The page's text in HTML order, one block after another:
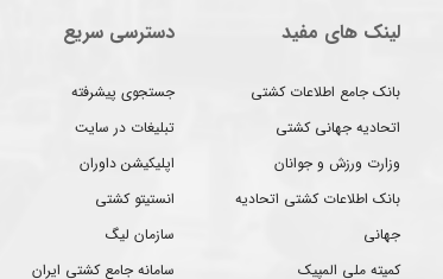
لینک های مفید
بانک جامع اطلاعات کشتی
اتحادیه جهانی کشتی
وزارت ورزش و جوانان
بانک اطلاعات کشتی اتحادیه
جهانی
کمیته ملی المپیک
دسترسی سریع
جستجوی پیشرفته
تبلیغات در سایت
اپلیکیشن داوران
انستیتو کشتی
سازمان لیگ
سامانه جامع کشتی ایران